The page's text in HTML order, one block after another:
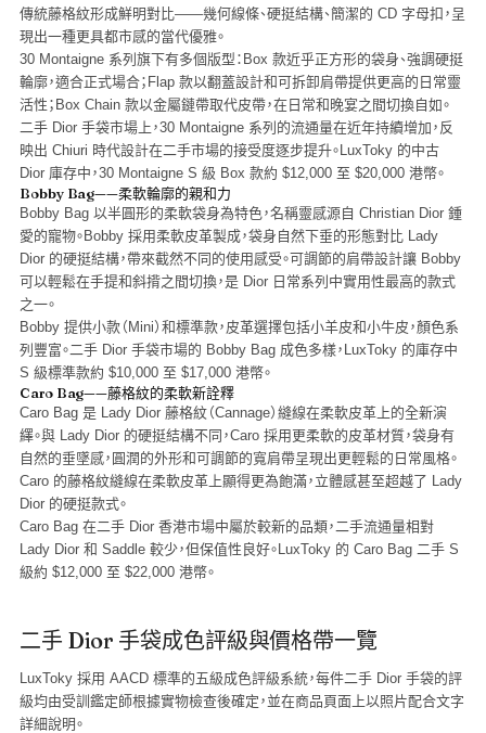
傳統藤格紋形成鮮明對比——幾何線條、硬挺結構、簡潔的 CD 字母扣，呈
現出一種更具都市感的當代優雅。
30 Montaigne 系列旗下有多個版型： Box 款近乎正方形的袋身、強調硬挺
輪廓，適合正式場合； Flap 款以翻蓋設計和可拆卸肩帶提供更高的日常靈
活性； Box Chain 款以金屬鏈帶取代皮帶，在日常和晚宴之間切換自如。
二手 Dior 手袋市場上，30 Montaigne 系列的流通量在近年持續增加，反
映出 Chiuri 時代設計在二手市場的接受度逐步提升。LuxToky 的中古
Dior 庫存中，30 Montaigne S 級 Box 款約 $12,000 至 $20,000 港幣。
Bobby Bag——柔軟輪廓的親和力
Bobby Bag 以半圓形的柔軟袋身為特色，名稱靈感源自 Christian Dior 鍾
愛的寵物。Bobby 採用柔軟皮革製成，袋身自然下垂的形態對比 Lady
Dior 的硬挺結構，帶來截然不同的使用感受。可調節的肩帶設計讓 Bobby
可以輕鬆在手提和斜揹之間切換，是 Dior 日常系列中實用性最高的款式
之一。
Bobby 提供小款（Mini）和標準款，皮革選擇包括小羊皮和小牛皮，顏色系
列豐富。二手 Dior 手袋市場的 Bobby Bag 成色多樣，LuxToky 的庫存中
S 級標準款約 $10,000 至 $17,000 港幣。
Caro Bag——藤格紋的柔軟新詮釋
Caro Bag 是 Lady Dior 藤格紋（Cannage）縫線在柔軟皮革上的全新演
繹。與 Lady Dior 的硬挺結構不同，Caro 採用更柔軟的皮革材質，袋身有
自然的垂墜感，圓潤的外形和可調節的寬肩帶呈現出更輕鬆的日常風格。
Caro 的藤格紋縫線在柔軟皮革上顯得更為飽滿，立體感甚至超越了 Lady
Dior 的硬挺款式。
Caro Bag 在二手 Dior 香港市場中屬於較新的品類，二手流通量相對
Lady Dior 和 Saddle 較少，但保值性良好。LuxToky 的 Caro Bag 二手 S
級約 $12,000 至 $22,000 港幣。
二手 Dior 手袋成色評級與價格帶一覽
LuxToky 採用 AACD 標準的五級成色評級系統，每件二手 Dior 手袋的評
級均由受訓鑑定師根據實物檢查後確定，並在商品頁面上以照片配合文字
詳細說明。